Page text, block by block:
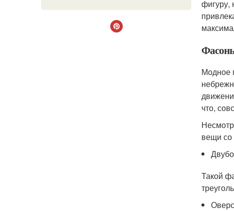
фигуру,
Модное
что,
вещи со
Такой